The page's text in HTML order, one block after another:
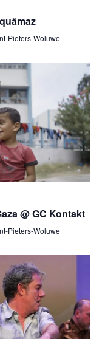
Pieters-Woluwe
@ GC Kontakt
Pieters-Woluwe